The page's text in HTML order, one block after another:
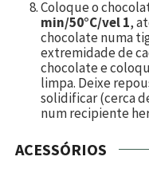
Coloque o
min/50°C/vel 1,
chocolate numa
extremidade de
chocolate e
limpa. Deixe
solidificar (cerca
num recipiente
ACESSÓRIOS